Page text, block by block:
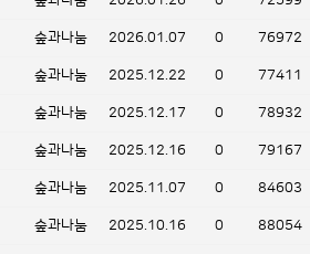
숲과나눔 2026.01.07 0 76972
숲과나눔 2025.12.22 0 77411
숲과나눔 2025.12.17 0 78932
숲과나눔 2025.12.16 0 79167
숲과나눔 2025.11.07 0 84603
숲과나눔 2025.10.16 0 88054